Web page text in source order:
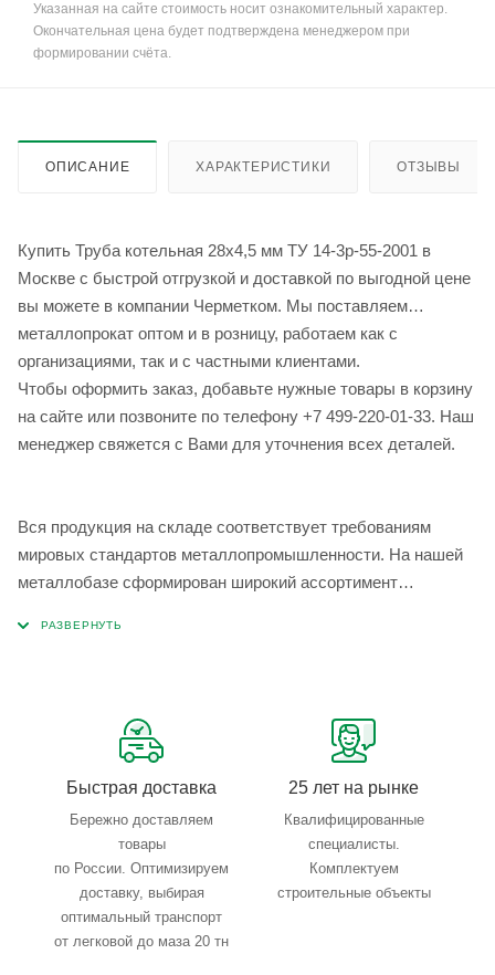
Указанная на сайте стоимость носит ознакомительный характер.
Окончательная цена будет подтверждена менеджером при
формировании счёта.
ОПИСАНИЕ ХАРАКТЕРИСТИКИ ОТЗЫВЫ
Купить Труба котельная 28х4,5 мм ТУ 14-3р-55-2001 в
Москве с быстрой отгрузкой и доставкой по выгодной цене
вы можете в компании Черметком. Мы поставляем
металлопрокат оптом и в розницу, работаем как с
организациями, так и с частными клиентами.
Чтобы оформить заказ, добавьте нужные товары в корзину
на сайте или позвоните по телефону +7 499-220-01-33. Наш
менеджер свяжется с Вами для уточнения всех деталей.
Вся продукция на складе соответствует требованиям
мировых стандартов металлопромышленности. На нашей
металлобазе сформирован широкий ассортимент
Быстрая доставка
Бережно доставляем
товары
по России. Оптимизируем
доставку, выбирая
оптимальный транспорт
от легковой до маза 20 тн
25 лет на рынке
Квалифицированные
специалисты.
Комплектуем
строительные объекты